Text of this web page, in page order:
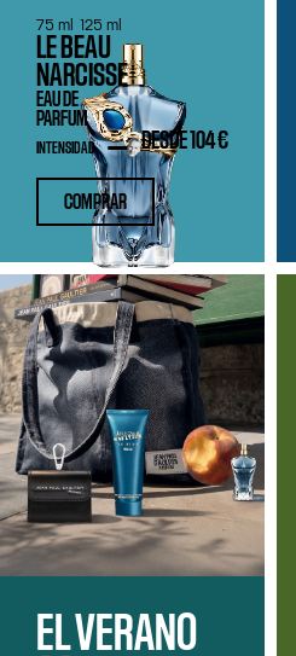
LE BEAU
NARCISSE
EAU DE
PARFUM
DESDE 104 €
INTENSIDAD
75 ml 125 ml
COMPRAR
EL VERANO